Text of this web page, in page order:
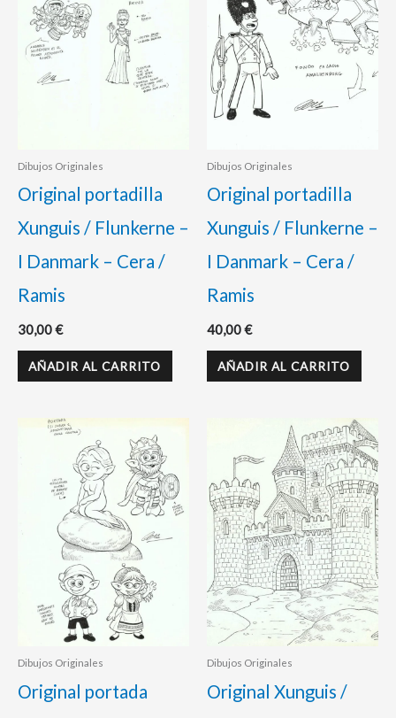
Dibujos Originales
Original portadilla
Xunguis / Flunkerne –
I Danmark – Cera /
Ramis
30,00€
AÑADIR AL CARRITO
Dibujos Originales
Original portadilla
Xunguis / Flunkerne –
I Danmark – Cera /
Ramis
40,00€
AÑADIR AL CARRITO
Dibujos Originales
Original portada
Dibujos Originales
Original Xunguis /